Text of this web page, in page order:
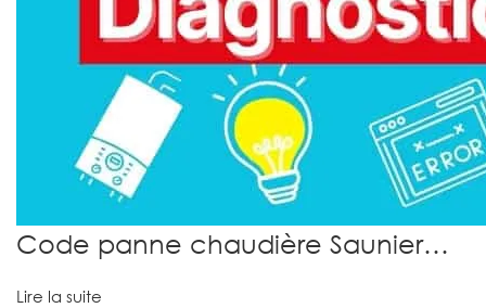
Code panne chaudière Saunier…
Lire la suite